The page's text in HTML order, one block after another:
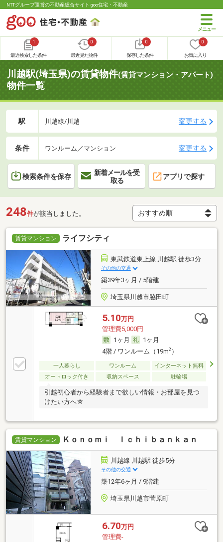
NTTグループ運営の不動産総合サイト goo住宅・不動産
1
最近検索した条件
0
最近見た物件
0
保存した条件
0
お気に入り
川越駅(埼玉県)の賃貸物件(賃貸マンション・アパート)
物件一覧
駅 川越線/川越 変更する
条件 ワンルーム／マンション 変更する
検索条件を保存
新着メールを受
取る
アプリで探す
248件が該当しました。
賃貸マンション ライフシティ
東武鉄道東上線 川越駅 徒歩3分
その他の交通
築39年3ヶ月 / 5階建
埼玉県川越市脇田町
5.10万円
管理費5,000円
1ヶ月
1ヶ月
4階 / ワンルーム（19m2）
一人暮らし ワンルーム
インターネット無料
オートロック付き
収納スペース 駐輪場
引越初心者から経験者まで欲しい情報・お部屋を見つ
けたい方へ☆
賃貸マンション Ｋｏｎｏｍｉ Ｉｃｈｉｂａｎｋａｎ
川越線 川越駅 徒歩5分
その他の交通
築12年6ヶ月 / 9階建
埼玉県川越市菅原町
6.70万円
管理費-